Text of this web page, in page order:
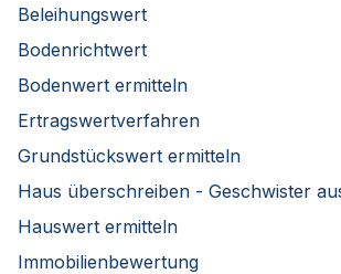
Beleihungswert
Bodenrichtwert
Bodenwert ermitteln
Ertragswertverfahren
Grundstückswert ermitteln
Haus überschreiben - Geschwister
Hauswert ermitteln
Immobilienbewertung